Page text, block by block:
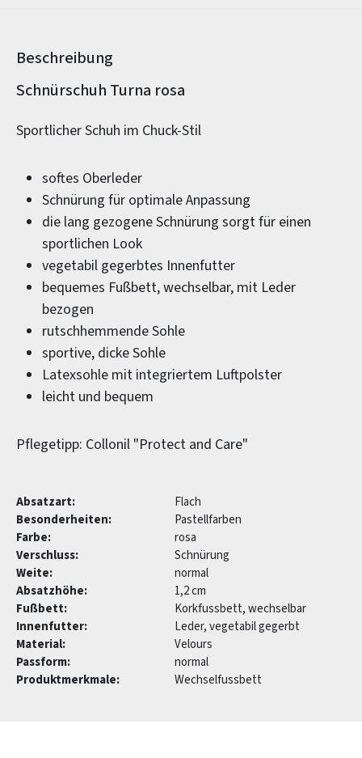
Beschreibung
Produktinformationen
Schnürschuh Turna rosa
Sportlicher Schuh im Chuck-Stil
softes Oberleder
Schnürung für optimale Anpassung
die lang gezogene Schnürung sorgt für einen
sportlichen Look
vegetabil gegerbtes Innenfutter
bequemes Fußbett, wechselbar, mit Leder
bezogen
rutschhemmende Sohle
sportive, dicke Sohle
Latexsohle mit integriertem Luftpolster
leicht und bequem
Pflegetipp: Collonil "Protect and Care"
Absatzart:
Flach
Besonderheiten:
Pastellfarben
Farbe:
rosa
Verschluss:
Schnürung
Weite:
normal
Absatzhöhe:
1,2 cm
Fußbett:
Korkfussbett, wechselbar
Innenfutter:
Leder, vegetabil gegerbt
Material:
Velours
Passform:
normal
Produktmerkmale:
Wechselfussbett